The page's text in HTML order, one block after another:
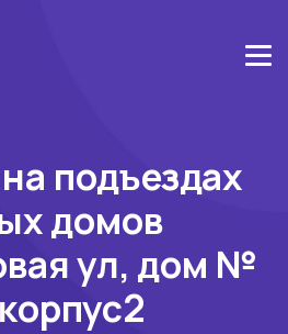
подъездах
домов
ул, дом №